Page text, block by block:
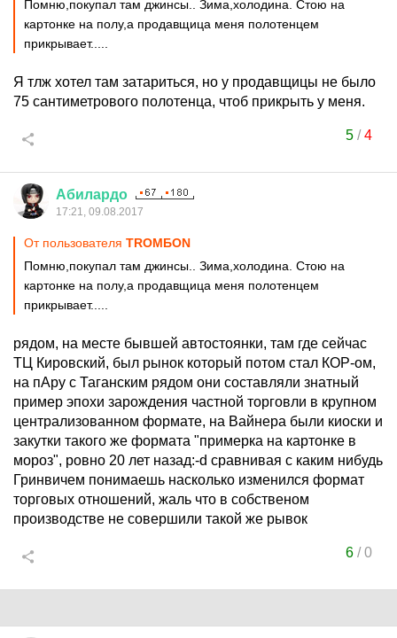
Помню,покупал там джинсы.. Зима,холодина. Стою на
картонке на полу,а продавщица меня полотенцем
прикрывает.....
Я тлж хотел там затариться, но у продавщицы не было
75 сантиметрового полотенца, чтоб прикрыть у меня.
5/4
Абилардо
17:21, 09.08.2017
От пользователя TROMБОN
Помню,покупал там джинсы.. Зима,холодина. Стою на
картонке на полу,а продавщица меня полотенцем
прикрывает.....
рядом, на месте бывшей автостоянки, там где сейчас
ТЦ Кировский, был рынок который потом стал КОР-ом,
на пАру с Таганским рядом они составляли знатный
пример эпохи зарождения частной торговли в крупном
централизованном формате, на Вайнера были киоски и
закутки такого же формата "примерка на картонке в
мороз", ровно 20 лет назад:-d сравнивая с каким нибудь
Гринвичем понимаешь насколько изменился формат
торговых отношений, жаль что в собственом
производстве не совершили такой же рывок
6/0